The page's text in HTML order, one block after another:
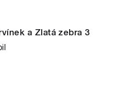
a Zlatá zebra 3